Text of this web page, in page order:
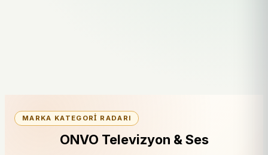
MARKA KATEGORI RADARI
ONVO Televizyon & Ses